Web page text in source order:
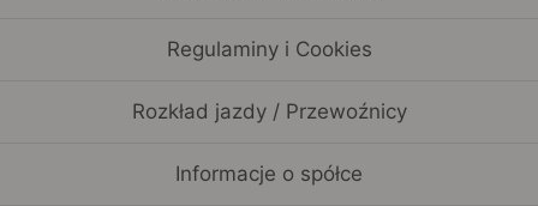
Regulaminy i Cookies
Rozkład jazdy / Przewoźnicy
Informacje o spółce